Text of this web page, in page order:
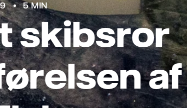
5 MIN
skibsror
af